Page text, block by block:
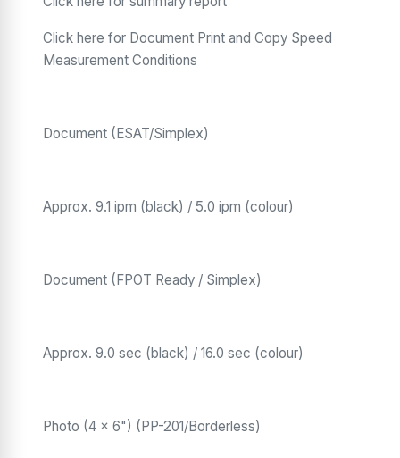
Click here for Document Print and Copy Speed
Measurement Conditions
Document (ESAT/Simplex)
Approx. 9.1 ipm (black) / 5.0 ipm (colour)
Document (FPOT Ready / Simplex)
Approx. 9.0 sec (black) / 16.0 sec (colour)
Photo (4 x 6") (PP-201/Borderless)